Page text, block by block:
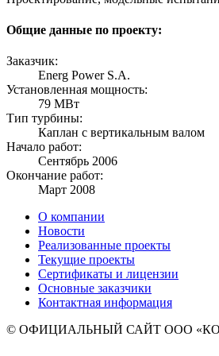
Общие данные по проекту:
Заказчик:
Energ Power S.A.
Установленная мощность:
79 МВт
Тип турбины:
Каплан с вертикальным валом
Начало работ:
Сентябрь 2006
Окончание работ:
Март 2008
О компании
Новости
Реализованные проекты
Текущие проекты
Сертификаты и лицензии
Основные заказчики
Контактная информация
© ОФИЦИАЛЬНЫЙ САЙТ ООО